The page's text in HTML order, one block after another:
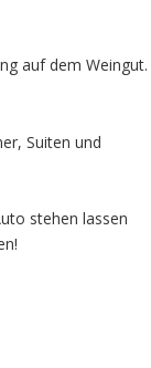
auf dem Weingut.
Suiten und
stehen lassen